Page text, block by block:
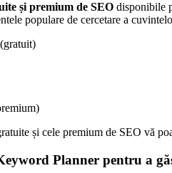
și premium de SEO disponibile
populare de cercetare a
și cele premium de SEO vă
Planner pentru a